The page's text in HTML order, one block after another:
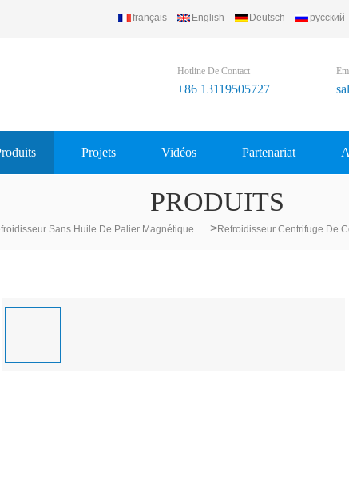
Group Ltd.. français English Deutsch русский
Hotline De Contact
+86 13119505727
Projets Vidéos Partenariat
PRODUITS
Sans Huile De Palier Magnétique >Refroidisseur Centrifuge De